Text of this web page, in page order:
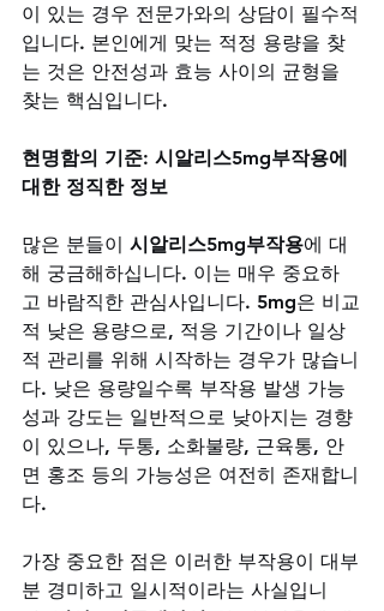
이 있는 경우 전문가와의 상담이 필수적
입니다. 본인에게 맞는 적정 용량을 찾
는 것은 안전성과 효능 사이의 균형을
찾는 핵심입니다.
현명함의 기준: 시알리스5mg부작용에
대한 정직한 정보
많은 분들이 시알리스5mg부작용에 대
해 궁금해하십니다. 이는 매우 중요하
고 바람직한 관심사입니다. 5mg은 비교
적 낮은 용량으로, 적응 기간이나 일상
적 관리를 위해 시작하는 경우가 많습니
다. 낮은 용량일수록 부작용 발생 가능
성과 강도는 일반적으로 낮아지는 경향
이 있으나, 두통, 소화불량, 근육통, 안
면 홍조 등의 가능성은 여전히 존재합니
다.
가장 중요한 점은 이러한 부작용이 대부
분 경미하고 일시적이라는 사실입니